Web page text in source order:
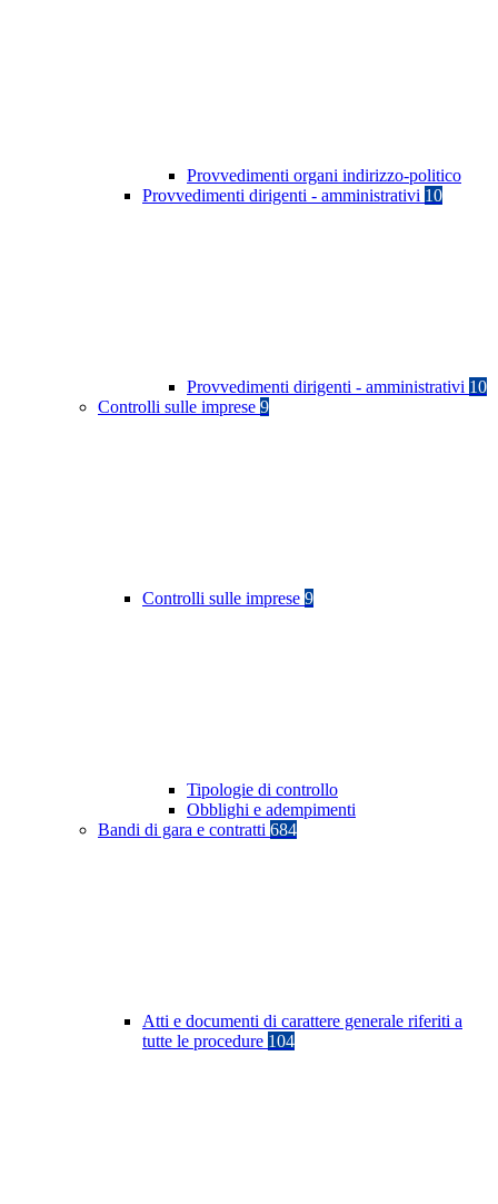
Provvedimenti organi indirizzo-politico
Provvedimenti dirigenti - amministrativi 10
Provvedimenti dirigenti - amministrativi 10
Controlli sulle imprese 9
Controlli sulle imprese 9
Tipologie di controllo
Obblighi e adempimenti
Bandi di gara e contratti 684
Atti e documenti di carattere generale riferiti a
tutte le procedure 104